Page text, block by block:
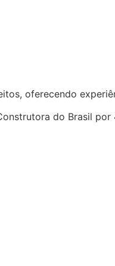
oferecendo
do Brasil